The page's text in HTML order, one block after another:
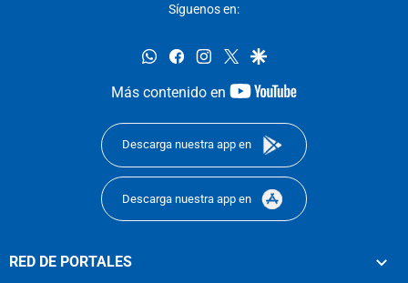
Síguenos en:
whatsappfacebookinstagram
twittergoogle
Más contenido en
youtube-
Descarga nuestra app en
Descarga nuestra app en
RED DE PORTALES